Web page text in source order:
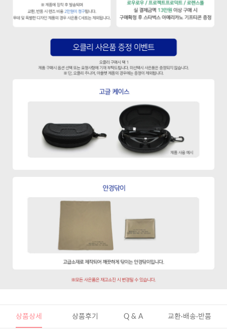
상품상세 상품후기 Q & A 교환·배송·반품